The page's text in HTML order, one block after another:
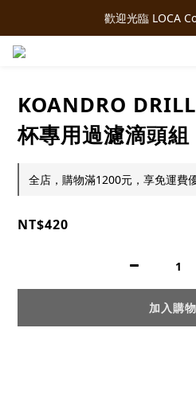
歡迎光臨 LOCA
KOANDRO
杯專用過濾滴頭組
全店，購物滿1200元，享免運費
NT$420
加入購